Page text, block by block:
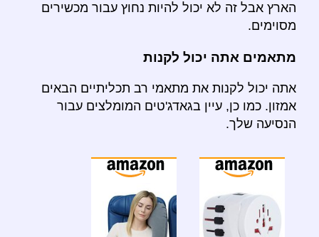
הארץ אבל זה לא יכול להיות נחוץ עבור מכשירים
מסוימים.
מתאמים אתה יכול לקנות
אתה יכול לקנות את מתאמי רב תכליתיים הבאים
אמזון. כמו כן, עיין בגאדג'טים המומלצים עבור
הנסיעה שלך.